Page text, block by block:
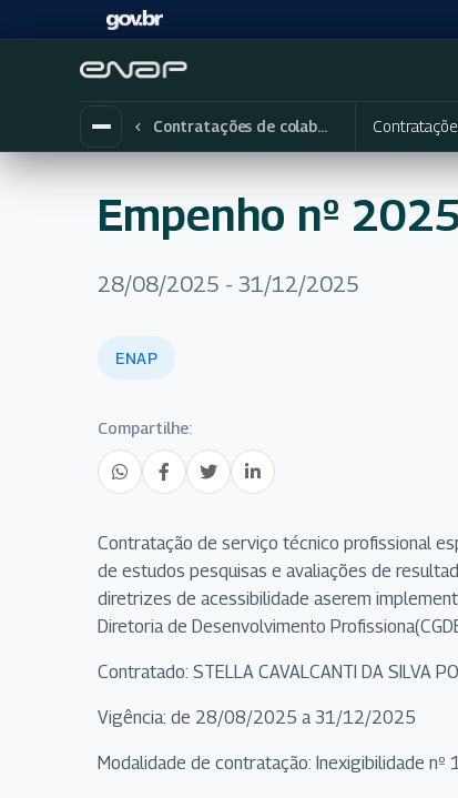
Contratações de colaboradores eventuais
Empenho nº
28/08/2025 - 31/12/2025
ENAP
Compartilhe:
Contratação de serviço técnico profissional
de estudos pesquisas e avaliações de
diretrizes de acessibilidade aserem
Diretoria de Desenvolvimento
Contratado: STELLA CAVALCANTI DA SILVA
Vigência: de 28/08/2025 a 31/12/2025
Modalidade de contratação: Inexigibilidade